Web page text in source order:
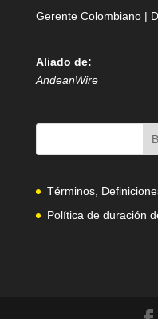
Gerente Colombiano |
Aliado de:
AndeanWire
Términos,
Política de duración